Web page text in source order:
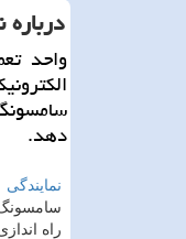
واحد
دهد.
سامسونگ
راه